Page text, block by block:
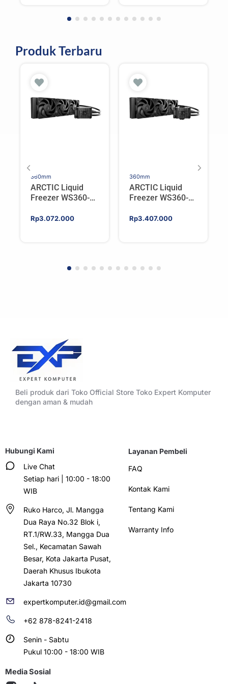
Produk Terbaru
360mm
ARCTIC Liquid
Freezer WS360-
AIO CPU Water
Rp3.072.000
360mm
ARCTIC Liquid
Freezer WS360-
AIO CPU Water
Rp3.407.000
Beli produk dari Toko Official Store Toko Expert Komputer
dengan aman & mudah
Hubungi Kami
Live Chat
Setiap hari | 10:00 - 18:00
WIB
Ruko Harco, Jl. Mangga
Dua Raya No.32 Blok i,
RT.1/RW.33, Mangga Dua
Sel., Kecamatan Sawah
Besar, Kota Jakarta Pusat,
Daerah Khusus Ibukota
Jakarta 10730
expertkomputer.id@gmail.com
+62 878-8241-2418
Senin - Sabtu
Pukul 10:00 - 18:00 WIB
Layanan Pembeli
FAQ
Kontak Kami
Tentang Kami
Warranty Info
Media Sosial